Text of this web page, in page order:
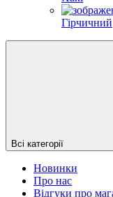
Гірчичний
Всі категорії
Новинки
Про нас
Відгуки про